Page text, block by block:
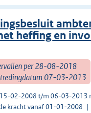
heffing en
per 28-08-2018
07-03-2013
15-02-2008 t/m 06-03-2013
kracht vanaf 01-01-2008